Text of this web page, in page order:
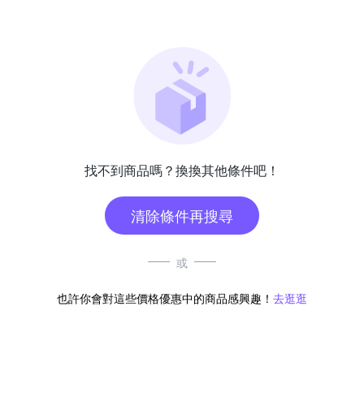
找不到商品嗎？換換其他條件吧！
清除條件再搜尋
或
也許你會對這些價格優惠中的商品感興趣！ 去逛逛